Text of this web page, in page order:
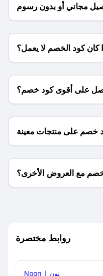
مجاني أو بدون رسوم
الشحن ؟
كان كود الخصم لا يعمل؟
على أقوى كود خصم؟
خصم على منتجات معينة
فقط؟
مع العروض الأخرى؟
روابط مختصرة
Noon | نون